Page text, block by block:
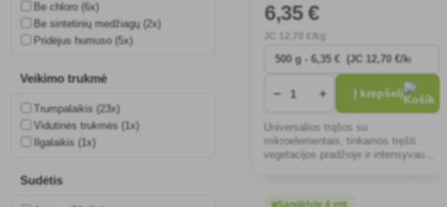
Be chloro (6x)
Be sintetinių medžiagų (2x)
Pridėjus humuso (5x)
Veikimo trukmė
Trumpalaikis (23x)
Vidutinės trukmės (1x)
Ilgalaikis (1x)
Sudėtis
6,35 €
12 ,70 €/kg
− + Į krepšelį
Universalios trąšos su
mikroelementais, tinkamos tręšti
vegetacijos pradžioje ir intensyvaus
Sandėlyje 4 vnt